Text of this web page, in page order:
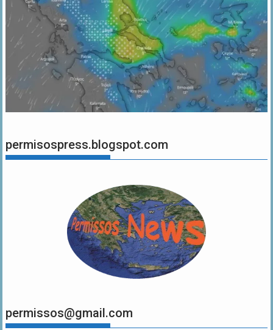
permisospress.blogspot.com
permissos@gmail.com